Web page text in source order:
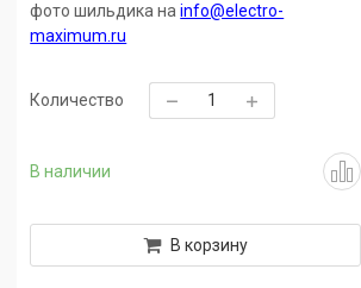
В наличии
фото шильдика на info@electro-
maximum.ru
Количество
В корзину